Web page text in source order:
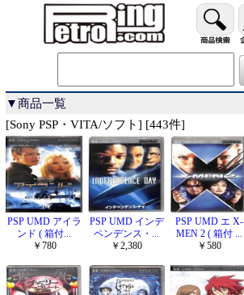
▼商品一覧
[Sony PSP・VITA/ソフト] [443件]
PSP UMD アイラ
ンド ( 箱付...
￥780
PSP UMD インデ
ペンデンス・...
￥2,380
PSP UMD エ X-
MEN 2 ( 箱付 ...
￥580